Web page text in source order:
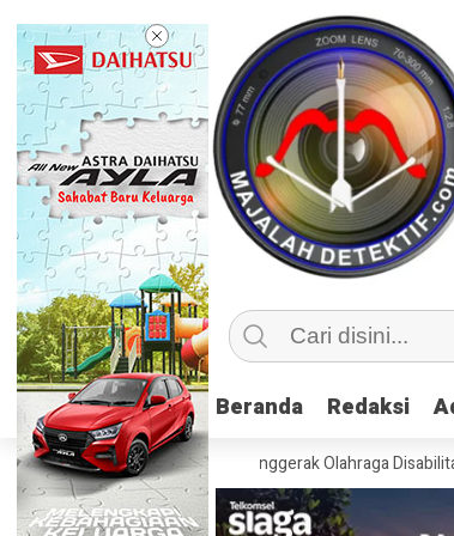
Beranda Redaksi
Beranda Redaksi
Latih 115 Penggerak Olahraga Disabilitas di